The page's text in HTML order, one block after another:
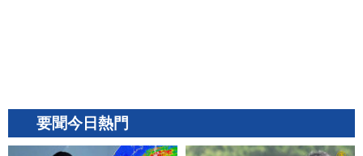
要聞今日熱門